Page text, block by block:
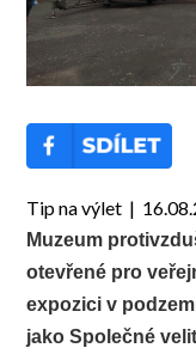
Tip na výlet |
Muzeum
otevřené pro
expozici v
jako Společné